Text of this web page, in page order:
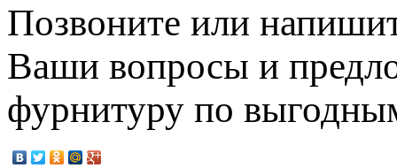
Позвоните или
Ваши вопросы и
фурнитуру по